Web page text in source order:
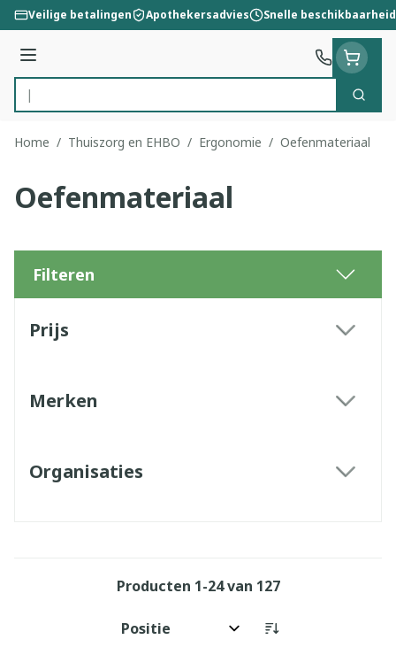
Ga naar de inhoud
Veilige betalingen Apothekersadvies Snelle beschikbaarheid
Menu
Product, merk, categorie...
Zoek
Home / Thuiszorg en EHBO / Ergonomie / Oefenmateriaal
Oefenmateriaal
Filteren
Prijs
Merken
Organisaties
Producten 1-24van 127
Sorteer op: